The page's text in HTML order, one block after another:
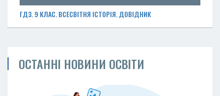
ГДЗ. 9 КЛАС. ВСЕСВІТНЯ ІСТОРІЯ. ДОВІДНИК
ОСТАННІ НОВИНИ ОСВІТИ